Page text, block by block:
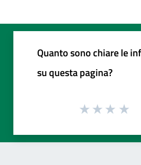
Quanto sono chiare le
su questa pagina?